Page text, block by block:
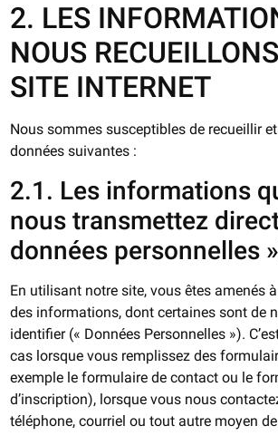
2. LES
NOUS
SITE INTERNET
Nous sommes susceptibles de recueillir
données suivantes :
2.1. Les informations
nous transmettez
données personnelles
En utilisant notre site, vous êtes amenés
des informations, dont certaines sont de
identifier (« Données Personnelles »).
cas lorsque vous remplissez des
exemple le formulaire de contact ou le
d’inscription), lorsque vous nous
téléphone, courriel ou tout autre moyen